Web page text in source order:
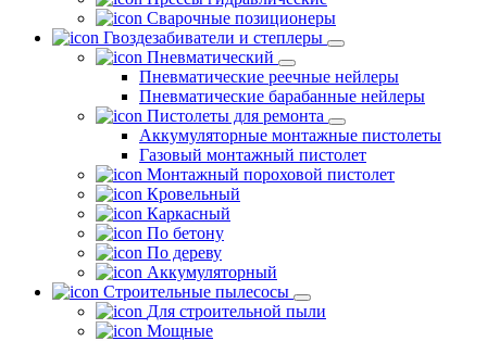
Сварочные позиционеры
Гвоздезабиватели и степлеры
Пневматический
Пневматические реечные нейлеры
Пневматические барабанные нейлеры
Пистолеты для ремонта
Аккумуляторные монтажные пистолеты
Газовый монтажный пистолет
Монтажный пороховой пистолет
Кровельный
Каркасный
По бетону
По дереву
Аккумуляторный
Строительные пылесосы
Для строительной пыли
Мощные